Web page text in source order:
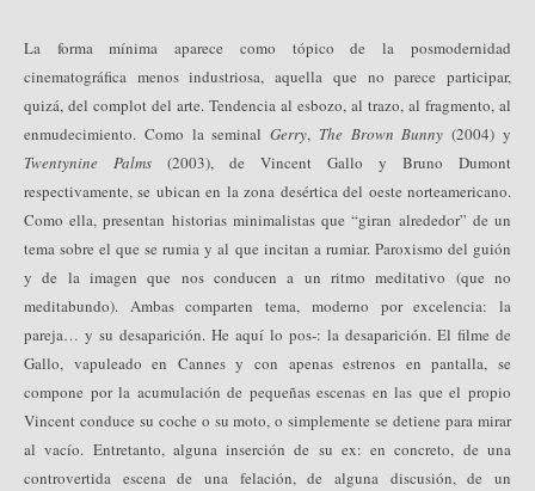
La forma mínima aparece como tópico de la posmodernidad
cinematográfica menos industriosa, aquella que no parece participar,
quizá, del complot del arte. Tendencia al esbozo, al trazo, al fragmento, al
enmudecimiento. Como la seminalGerry, The Brown Bunny(2004) y
Twentynine Palms (2003), de Vincent Gallo y Bruno Dumont
respectivamente, se ubican en la zona desértica del oeste norteamericano.
Como ella, presentan historias minimalistas que “giran alrededor” de un
tema sobre el que se rumia y al que incitan a rumiar. Paroxismo del guión
y de la imagen que nos conducen a un ritmo meditativo (que no
meditabundo). Ambas comparten tema, moderno por excelencia: la
pareja… y su desaparición. He aquí lo pos-: la desaparición. El filme de
Gallo, vapuleado en Cannes y con apenas estrenos en pantalla, se
compone por la acumulación de pequeñas escenas en las que el propio
Vincent conduce su coche o su moto, o simplemente se detiene para mirar
al vacío. Entretanto, alguna inserción de su ex: en concreto, de una
controvertida escena de una felación, de alguna discusión, de un